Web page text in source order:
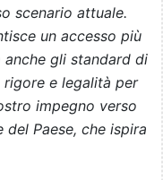
scenario attuale.
un accesso più
gli standard di
e legalità per
impegno verso
Paese, che ispira